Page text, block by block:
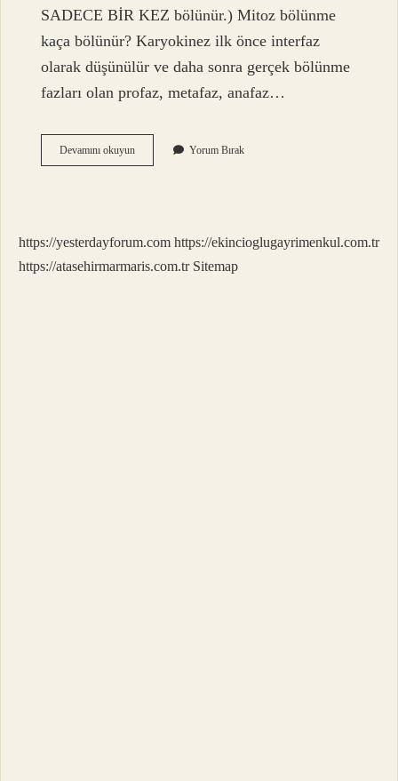
SADECE BİR KEZ bölünür.) Mitoz bölünme
kaça bölünür? Karyokinez ilk önce interfaz
olarak düşünülür ve daha sonra gerçek bölünme
fazları olan profaz, metafaz, anafaz…
Devamını okuyunMayoz
Bölünme
Yorum Bırak
https://yesterdayforum.com https://ekincioglugayrimenkul.com.tr
https://atasehirmarmaris.com.tr Sitemap